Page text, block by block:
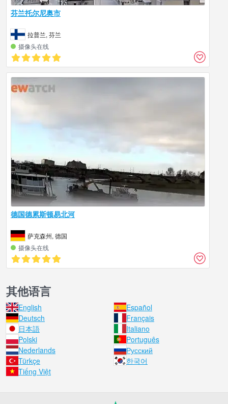
芬兰托尔尼奥市
拉普兰, 芬兰
摄像头在线
德国德累斯顿易北河
萨克森州, 德国
摄像头在线
其他语言
English
Español
Deutsch
Français
日本語
Italiano
Polski
Português
Nederlands
Русский
Türkçe
한국어
Tiếng Việt